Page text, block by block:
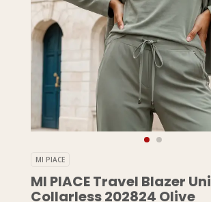
MI PIACE
MI PIACE Travel Blazer Uni
Collarless 202824 Olive